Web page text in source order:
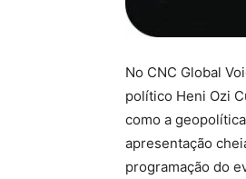
No CNC Global
político Heni Ozi
como a
apresentação
programação do